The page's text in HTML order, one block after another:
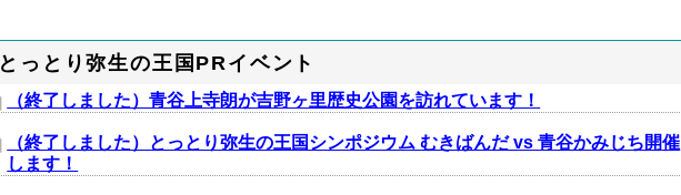
とっとり弥生の王国PRイベント
（終了しました）青谷上寺朗が吉野ヶ里歴史公園を訪れています！
（終了しました）とっとり弥生の王国シンポジウム むきばんだ vs 青谷かみじち開催
します！